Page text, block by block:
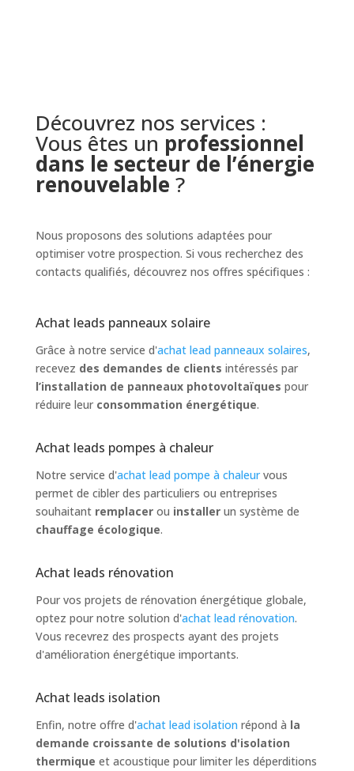
Découvrez nos services :
Vous êtes un professionnel
dans le secteur de l’énergie
renouvelable ?
Nous proposons des solutions adaptées pour
optimiser votre prospection. Si vous recherchez des
contacts qualifiés, découvrez nos offres spécifiques :
Achat leads panneaux solaire
Grâce à notre service d'achat lead panneaux solaires,
recevez des demandes de clients intéressés par
l’installation de panneaux photovoltaïques pour
réduire leur consommation énergétique.
Achat leads pompes à chaleur
Notre service d'achat lead pompe à chaleurvous
permet de cibler des particuliers ou entreprises
souhaitant remplacerou installerun système de
chauffage écologique.
Achat leads rénovation
Pour vos projets de rénovation énergétique globale,
optez pour notre solution d'achat lead rénovation.
Vous recevrez des prospects ayant des projets
d'amélioration énergétique importants.
Achat leads isolation
Enfin, notre offre d'achat lead isolation répond à la
demande croissante de solutions d'isolation
thermique et acoustique pour limiter les déperditions